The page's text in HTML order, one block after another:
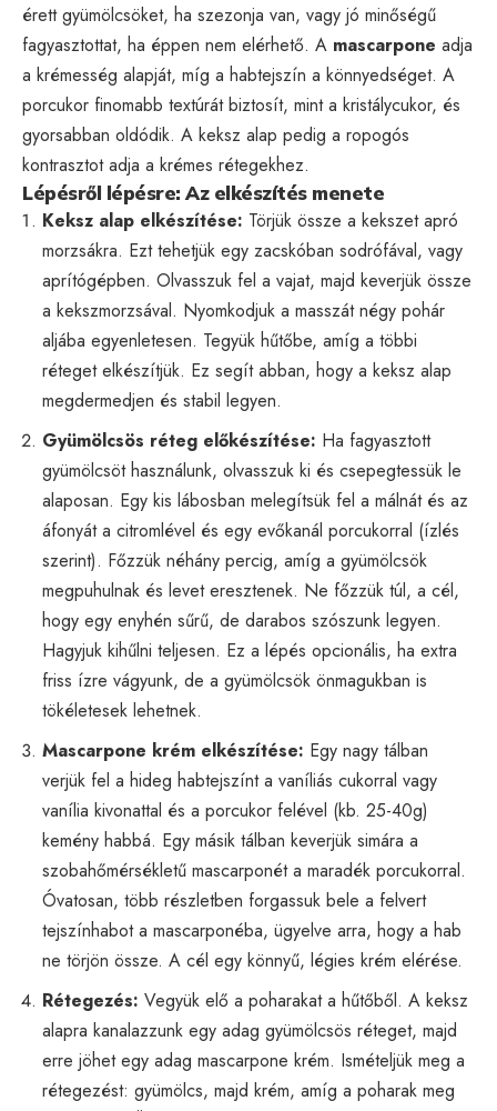
érett gyümölcsöket, ha szezonja van, vagy jó minőségű
fagyasztottat, ha éppen nem elérhető. A mascarpone adja
a krémesség alapját, míg a habtejszín a könnyedséget. A
porcukor finomabb textúrát biztosít, mint a kristálycukor, és
gyorsabban oldódik. A keksz alap pedig a ropogós
kontrasztot adja a krémes rétegekhez.
Lépésről lépésre: Az elkészítés menete
Keksz alap elkészítése: Törjük össze a kekszet apró
morzsákra. Ezt tehetjük egy zacskóban sodrófával, vagy
aprítógépben. Olvasszuk fel a vajat, majd keverjük össze
a kekszmorzsával. Nyomkodjuk a masszát négy pohár
aljába egyenletesen. Tegyük hűtőbe, amíg a többi
réteget elkészítjük. Ez segít abban, hogy a keksz alap
megdermedjen és stabil legyen.
Gyümölcsös réteg előkészítése: Ha fagyasztott
gyümölcsöt használunk, olvasszuk ki és csepegtessük le
alaposan. Egy kis lábosban melegítsük fel a málnát és az
áfonyát a citromlével és egy evőkanál porcukorral (ízlés
szerint). Főzzük néhány percig, amíg a gyümölcsök
megpuhulnak és levet eresztenek. Ne főzzük túl, a cél,
hogy egy enyhén sűrű, de darabos szószunk legyen.
Hagyjuk kihűlni teljesen. Ez a lépés opcionális, ha extra
friss ízre vágyunk, de a gyümölcsök önmagukban is
tökéletesek lehetnek.
Mascarpone krém elkészítése: Egy nagy tálban
verjük fel a hideg habtejszínt a vaníliás cukorral vagy
vanília kivonattal és a porcukor felével (kb. 25-40g)
kemény habbá. Egy másik tálban keverjük simára a
szobahőmérsékletű mascarponét a maradék porcukorral.
Óvatosan, több részletben forgassuk bele a felvert
tejszínhabot a mascarponéba, ügyelve arra, hogy a hab
ne törjön össze. A cél egy könnyű, légies krém elérése.
Rétegezés: Vegyük elő a poharakat a hűtőből. A keksz
alapra kanalazzunk egy adag gyümölcsös réteget, majd
erre jöhet egy adag mascarpone krém. Ismételjük meg a
rétegezést: gyümölcs, majd krém, amíg a poharak meg